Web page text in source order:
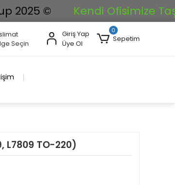
© Kendi Ofisimize
Seçin
Giriş Yap
Üye Ol
0
Sepetim
L7809 TO-220)